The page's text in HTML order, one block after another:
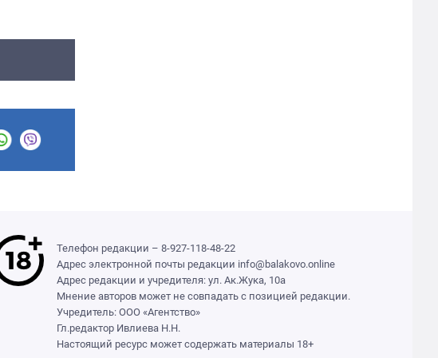
Телефон редакции – 8-927-118-48-22
Адрес электронной почты редакции info@balakovo.online
Адрес редакции и учредителя: ул. Ак.Жука, 10а
Мнение авторов может не совпадать с позицией редакции.
Учредитель: ООО «Агентство»
Гл.редактор Ивлиева Н.Н.
Настоящий ресурс может содержать материалы 18+